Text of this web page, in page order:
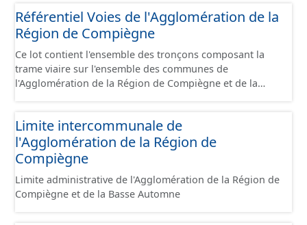
diverses : - SAGE, - GEMA (Gestion des Milieux
Aquatiques) - Ruissellement. Le ou les périmètres du
syndicat de la Brêche n'est pas inclus dans ce jeu de
données.
Référentiel Voies de l'Agglomération de la
Région de Compiègne
Ce lot contient l'ensemble des tronçons composant la
trame viaire sur l'ensemble des communes de
l'Agglomération de la Région de Compiègne et de la
peut-être nommé ou non par un libellé de voie. Un
tronçon appartient à une ou deux communes. Un
tronçon représente, le plus souvent, le centre de la
chaussée. Les tronçons de voies sont topologiques : les
extrémités d’un tronçon correspondent à des
intersections ou des jonctions, sauf dans le cas d'un
Limite intercommunale de
l'Agglomération de la Région de
Compiègne
Limite administrative de l'Agglomération de la Région de
Compiègne et de la Basse Automne